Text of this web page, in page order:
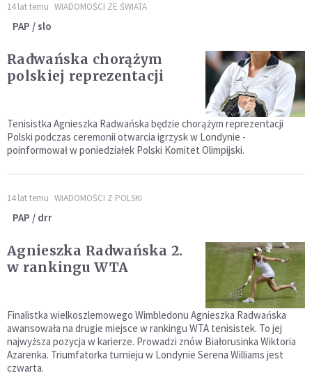
14 lat temu WIADOMOŚCI ZE ŚWIATA
PAP / slo
Radwańska chorążym
polskiej reprezentacji
Tenisistka Agnieszka Radwańska będzie chorążym reprezentacji
Polski podczas ceremonii otwarcia igrzysk w Londynie -
poinformował w poniedziałek Polski Komitet Olimpijski.
14 lat temu WIADOMOŚCI Z POLSKI
PAP / drr
Agnieszka Radwańska 2.
w rankingu WTA
Finalistka wielkoszlemowego Wimbledonu Agnieszka Radwańska
awansowała na drugie miejsce w rankingu WTA tenisistek. To jej
najwyższa pozycja w karierze. Prowadzi znów Białorusinka Wiktoria
Azarenka. Triumfatorka turnieju w Londynie Serena Williams jest
czwarta.